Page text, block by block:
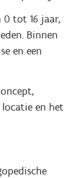
tot 16 jaar,
Binnen
en een
en het